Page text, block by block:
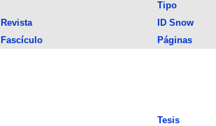
Tipo
Revista ID Snow
Fascículo
Páginas
Tesis